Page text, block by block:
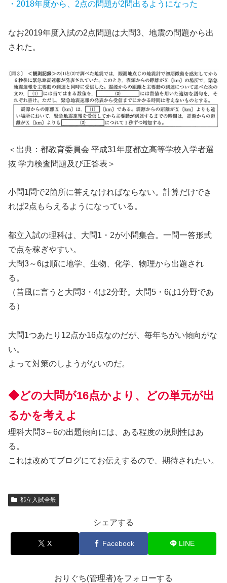
・2018年度から、2点の問題が2問出るようになった
なお2019年度入試の2点問題は大問3、地震の問題から出
された。
＜出典：都教育委員会 平成31年度都立高等学校入学者選
抜 学力検査問題及び正答表＞
小問1問で2箇所に答えなければならない。計算だけでき
れば2点もらえるようになっている。
都立入試の理科は、大問1・2が小問集合。一問一答形式
で点を稼ぎやすい。
大問3～6は順に地学、生物、化学、物理から出題され
る。
（昔風に言うと大問3・4は2分野。大問5・6は1分野であ
る）
大問1つあたり12点か16点なのだが、毎年ちがい傾向がな
い。
よって対策のしようがないのだ。
◆どの大問が16点かより、どの単元が出
るかを考えよ
理科大問3～6の出題傾向には、ある程度の規則性はあ
る。
これは改めてブログにてお伝えするので、期待されたい。
都立入試全般
シェアする
X Facebook LINE
おりぐち(管理者)をフォローする